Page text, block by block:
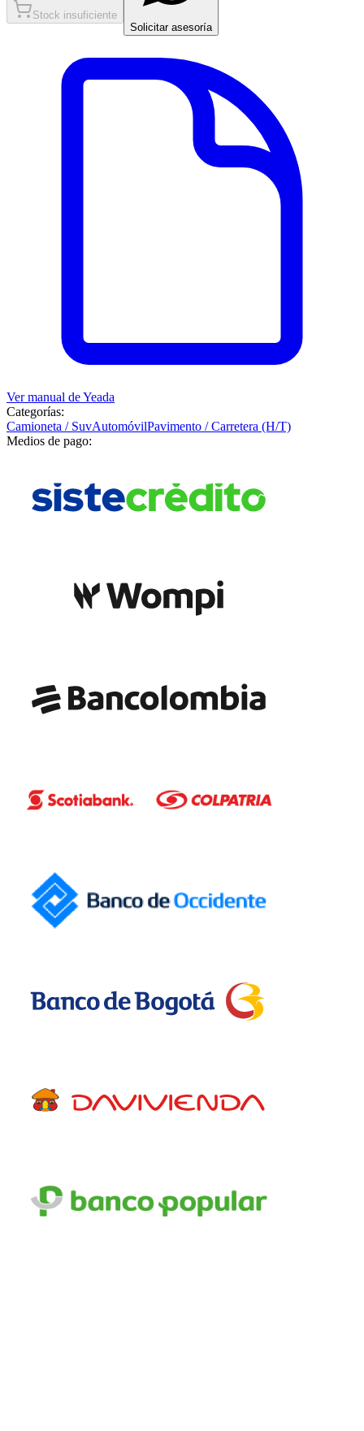
Stock insuficiente
Solicitar asesoría
Ver manual deYeada
Categorías:
Camioneta / SuvAutomóvilPavimento / Carretera (H/T)
Medios de pago: